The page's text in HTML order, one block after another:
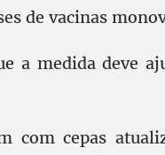
de vacinas
a medida deve
com cepas